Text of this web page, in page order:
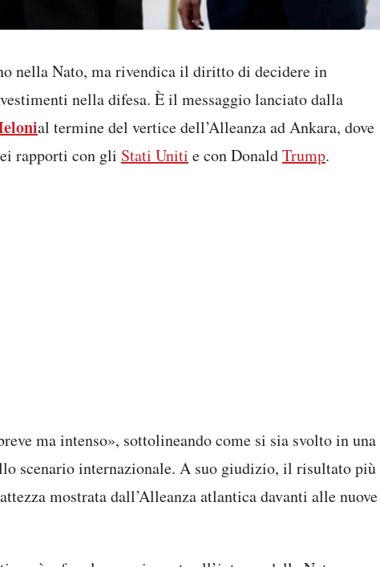
nella Nato, ma rivendica il diritto di decidere in
nella difesa. È il messaggio lanciato dalla
al termine del vertice dell’Alleanza ad Ankara, dove
rapporti con gli Stati Uniti e con DonaldTrump.
ma intenso», sottolineando come si sia svolto in una
scenario internazionale. A suo giudizio, il risultato più
mostrata dall’Alleanza atlantica davanti alle nuove